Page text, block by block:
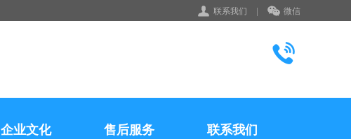
联系我们 | 微信
企业文化 售后服务 联系我们